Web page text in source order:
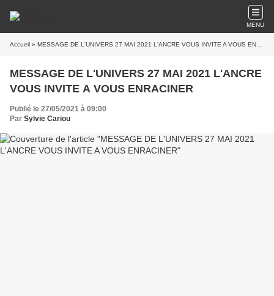
MENU
Accueil » MESSAGE DE L'UNIVERS 27 MAI 2021 L'ANCRE VOUS INVITE A VOUS ENRACINER
MESSAGE DE L'UNIVERS 27 MAI 2021 L'ANCRE
VOUS INVITE A VOUS ENRACINER
Publié le 27/05/2021 à 09:00
Par Sylvie Cariou